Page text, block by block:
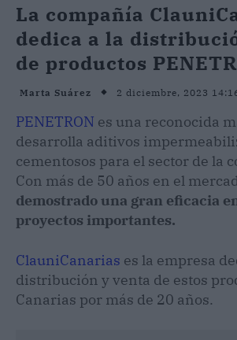
La compañía
dedica a la
de productos
Marta Suárez 2 diciembre, 2023
PENETRON es una reconocida
desarrolla aditivos
cementosos para el sector de la
Con más de 50 años en el
demostrado una gran eficacia
proyectos importantes.
ClauniCanarias es la empresa
distribución y venta de estos
Canarias por más de 20 años.